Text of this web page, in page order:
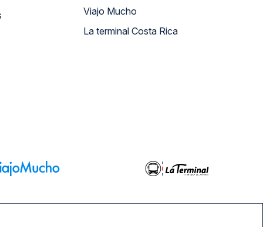
Viajo Mucho
La terminal Costa Rica